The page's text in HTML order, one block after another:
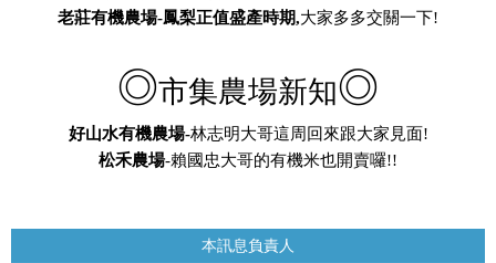
老莊有機農場-鳳梨正值盛產時期,大家多多交關一下!
◎市集農場新知◎
好山水有機農場-林志明大哥這周回來跟大家見面!
松禾農場-賴國忠大哥的有機米也開賣囉!!
本訊息負責人